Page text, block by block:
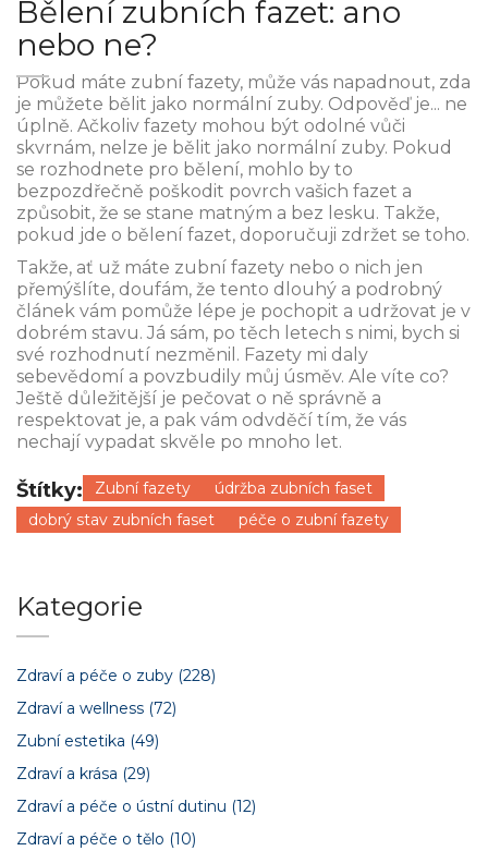
Bělení zubních fazet: ano
nebo ne?
Pokud máte zubní fazety, může vás napadnout, zda
je můžete bělit jako normální zuby. Odpověď je... ne
úplně. Ačkoliv fazety mohou být odolné vůči
skvrnám, nelze je bělit jako normální zuby. Pokud
se rozhodnete pro bělení, mohlo by to
bezpozdřečně poškodit povrch vašich fazet a
způsobit, že se stane matným a bez lesku. Takže,
pokud jde o bělení fazet, doporučuji zdržet se toho.
Takže, ať už máte zubní fazety nebo o nich jen
přemýšlíte, doufám, že tento dlouhý a podrobný
článek vám pomůže lépe je pochopit a udržovat je v
dobrém stavu. Já sám, po těch letech s nimi, bych si
své rozhodnutí nezměnil. Fazety mi daly
sebevědomí a povzbudily můj úsměv. Ale víte co?
Ještě důležitější je pečovat o ně správně a
respektovat je, a pak vám odvděčí tím, že vás
nechají vypadat skvěle po mnoho let.
Štítky: Zubní fazety
údržba zubních faset
dobrý stav zubních faset
péče o zubní fazety
Kategorie
Zdraví a péče o zuby (228)
Zdraví a wellness (72)
Zubní estetika (49)
Zdraví a krása (29)
Zdraví a péče o ústní dutinu (12)
Zdraví a péče o tělo (10)